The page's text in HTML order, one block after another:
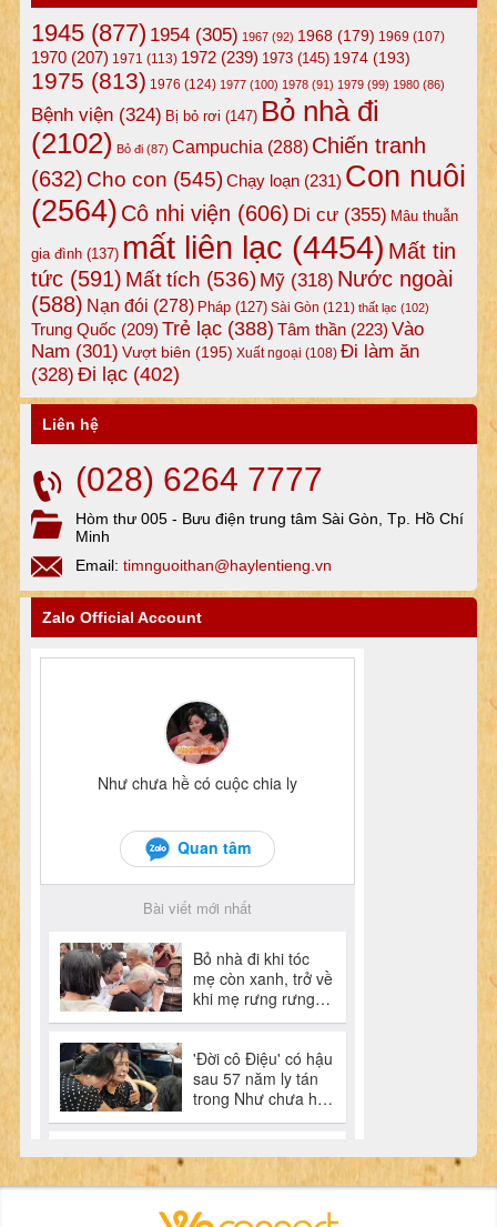
1945(877) 1954(305) 1967(92) 1968(179) 1969 (107)
1970(207) 1971 (113) 1972(239) 1973(145) 1974(193)
1975 (813) 1976 (124) 1977(100) 1978(91) 1979(99) 1980(86)
Bệnh viện(324) Bị bỏ rơi (147) Bỏ nhà đi
(2102) Bỏ đi(87) Campuchia (288) Chiến tranh
(632) Cho con (545)Chạy loạn(231) Con nuôi
(2564) Cô nhi viện (606) Di cư(355) Mâu thuẫn
gia đình(137) mất liên lạc (4454) Mất tin
tức(591) Mất tích (536) Mỹ(318) Nước ngoài
(588) Nạn đói (278) Pháp(127) Sài Gòn (121) thất lạc (102)
Trung Quốc (209) Trẻ lạc(388) Tâm thần(223) Vào
Nam (301) Vượt biên (195) Xuất ngoại (108) Đi làm ăn
(328) Đi lạc(402)
Liên hệ
(028) 6264 7777
Hòm thư 005 - Bưu điện trung tâm Sài Gòn, Tp. Hồ Chí
Minh
Email: timnguoithan@haylentieng.vn
Zalo Official Account